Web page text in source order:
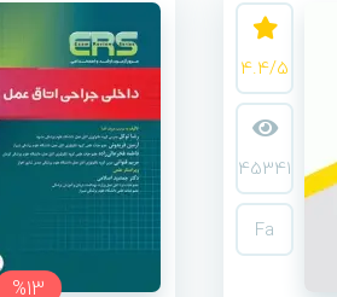
4.4/5
45341
Fa
%13